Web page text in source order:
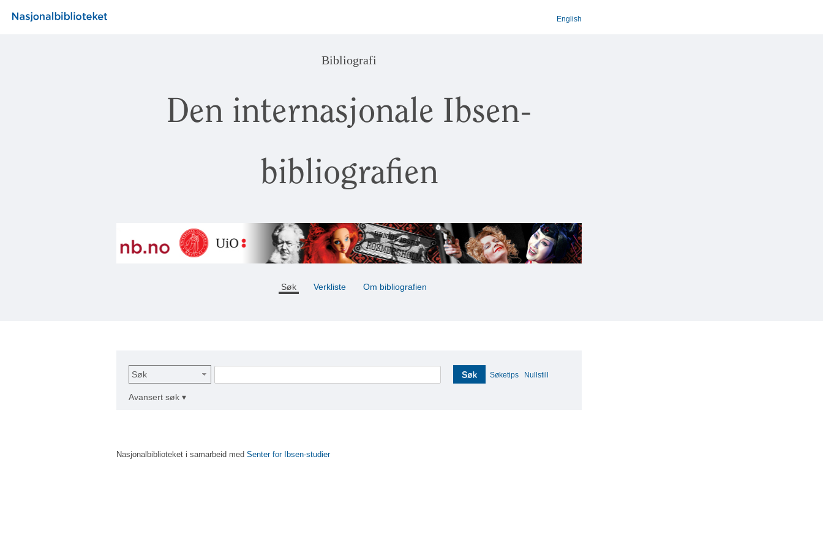
English
Bibliografi
Den internasjonale Ibsen-
bibliografien
Søk Verkliste Om bibliografien
Søk Søk Søketips Nullstill
Avansert søk ▾
Nasjonalbiblioteket i samarbeid med Senter for Ibsen-studier